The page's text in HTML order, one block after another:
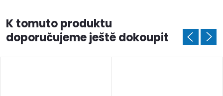
K tomuto produktu
doporučujeme ještě dokoupit